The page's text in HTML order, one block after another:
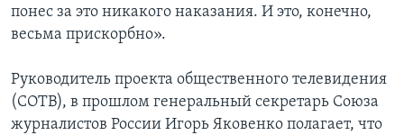
понес за это никакого наказания. И это, конечно,
весьма прискорбно».
Руководитель проекта общественного телевидения
(СОТВ), в прошлом генеральный секретарь Союза
журналистов России Игорь Яковенко полагает, что